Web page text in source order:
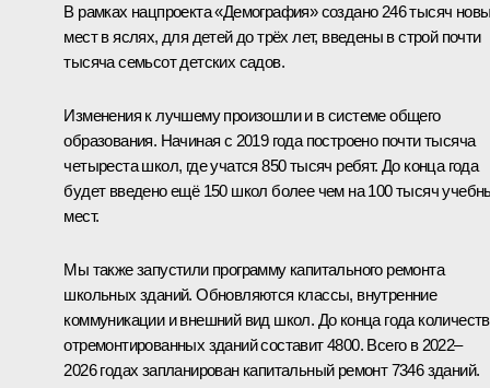
В рамках нацпроекта «Демография» создано 246 тысяч
мест в яслях, для детей до трёх лет, введены в строй почти
тысяча семьсот детских садов.
Изменения к лучшему произошли и в системе общего
образования. Начиная с 2019 года построено почти тысяча
четыреста школ, где учатся 850 тысяч ребят. До конца года
будет введено ещё 150 школ более чем на 100 тысяч
мест.
Мы также запустили программу капитального ремонта
школьных зданий. Обновляются классы, внутренние
коммуникации и внешний вид школ. До конца года
отремонтированных зданий составит 4800. Всего в 2022–
2026 годах запланирован капитальный ремонт 7346 зданий.